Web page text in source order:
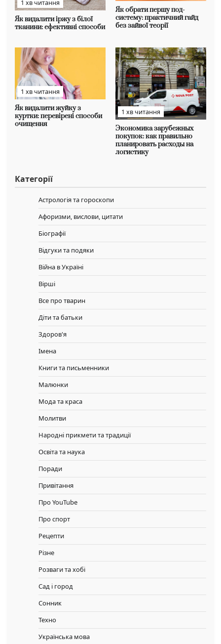
1 хв читання
Як видалити іржу з білої
тканини: ефективні способи
Як обрати першу под-
систему: практичний гайд
без зайвої теорії
1 хв читання
Як видалити жуйку з
куртки: перевірені способи
очищення
1 хв читання
Экономика зарубежных
покупок: как правильно
планировать расходы на
логистику
Категорії
Астрологія та гороскопи
Афоризми, вислови, цитати
Біографії
Відгуки та подяки
Війна в Україні
Вірші
Все про тварин
Діти та батьки
Здоров'я
Імена
Книги та письменники
Малюнки
Мода та краса
Молитви
Народні прикмети та традиції
Освіта та наука
Поради
Привітання
Про YouTube
Про спорт
Рецепти
Різне
Розваги та хобі
Сад і город
Сонник
Техно
Українська мова